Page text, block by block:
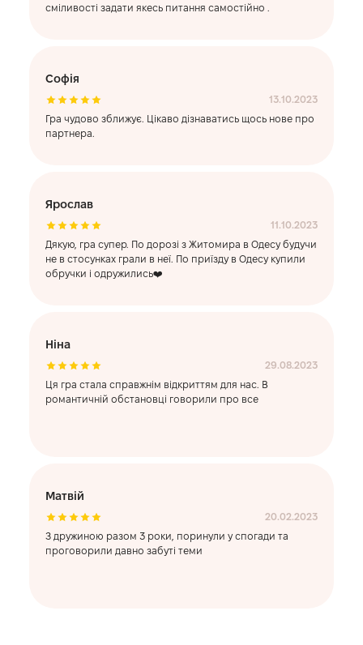
сміливості задати якесь питання самостійно .
Софія
13.10.2023
Гра чудово зближує. Цікаво дізнаватись щось нове про
партнера.
Ярослав
11.10.2023
Дякую, гра супер. По дорозі з Житомира в Одесу будучи
не в стосунках грали в неї. По приїзду в Одесу купили
обручки і одружились❤️
Ніна
29.08.2023
Ця гра стала справжнім відкриттям для нас. В
романтичній обстановці говорили про все
Матвій
20.02.2023
З дружиною разом 3 роки, поринули у спогади та
проговорили давно забуті теми